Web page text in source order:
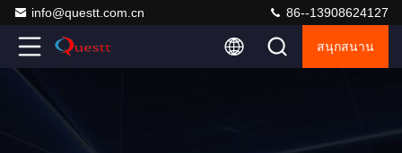
info@questt.com.cn 86--13908624127
สนุกสนาน